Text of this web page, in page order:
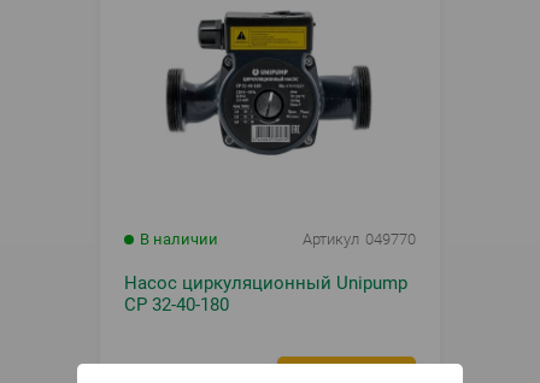
В наличии Артикул 049770
Насос циркуляционный Unipump
CP 32-40-180